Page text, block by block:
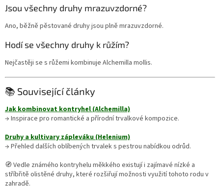
Jsou všechny druhy mrazuvzdorné?
Ano, běžně pěstované druhy jsou plně mrazuvzdorné.
Hodí se všechny druhy k růžím?
Nejčastěji se s růžemi kombinuje Alchemilla mollis.
📚 Související články
Jak kombinovat kontryhel (Alchemilla)
→ Inspirace pro romantické a přírodní trvalkové kompozice.
Druhy a kultivary zápleváku (Helenium)
→ Přehled dalších oblíbených trvalek s pestrou nabídkou odrůd.
🧭 Vedle známého kontryhelu měkkého existují i zajímavé nízké a
stříbřitě olistěné druhy, které rozšiřují možnosti využití tohoto rodu v
zahradě.